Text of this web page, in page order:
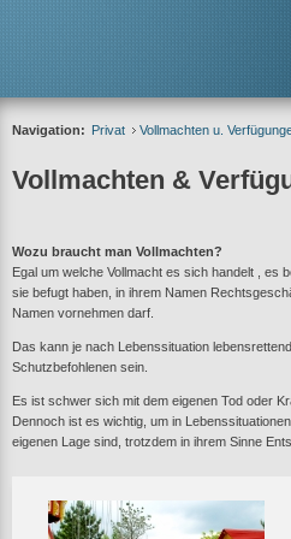
Navigation: Privat Vollmachten u.
Vollmachten &
Wozu braucht man Vollmachten?
Egal um welche Vollmacht es sich handelt , es
sie befugt haben, in ihrem Namen
Namen vornehmen darf.
Das kann je nach Lebenssituation
Schutzbefohlenen sein.
Es ist schwer sich mit dem eigenen Tod oder
Dennoch ist es wichtig, um in
eigenen Lage sind, trotzdem in ihrem Sinne